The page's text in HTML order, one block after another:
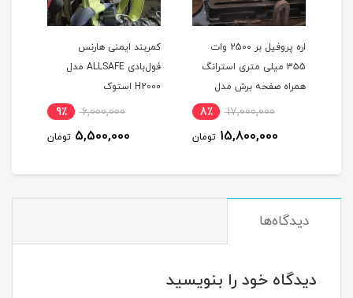
اره پروفیل بر 2500 وات
355 میلی متری استرانگ
همراه صفحه برش مدل
STRONG STG2500 در حد 17,000,000 8٪
15,800,000 تومان
کمربند ایمنی هارنس
فول‌بادی ALLSAFE مدل
H2000 استوک
6,000,000 9٪
5,500,000 تومان
دیدگاه‌ها
دیدگاه خود را بنویسید